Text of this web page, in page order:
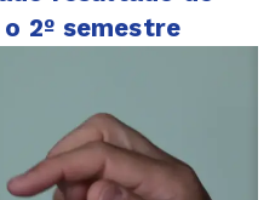
2º semestre